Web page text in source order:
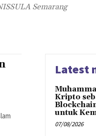
Semarang
Latest
Kripto
untuk
07/08/2026